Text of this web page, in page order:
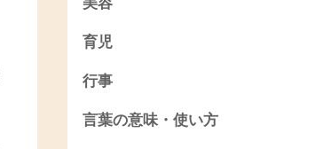
育児
行事
言葉の意味・使い方